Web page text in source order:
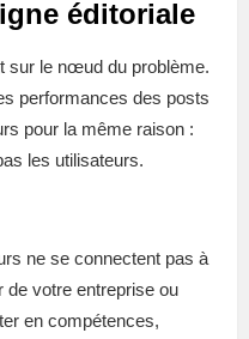
éditoriale
sur le nœud du problème.
performances des posts
pour la même raison :
les utilisateurs.
ne se connectent pas à
de votre entreprise ou
en compétences,